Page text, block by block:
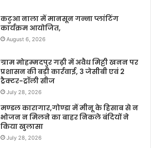
कटुआ नाला में मानसून गन्ना प्लांटिंग
कार्यक्रम आयोजित,
August 6, 2026
ग्राम मोहम्मदपुर गढ़ी में अवैध मिट्टी खनन पर
प्रशासन की बड़ी कार्रवाई, 3 जेसीबी एवं 2
ट्रैक्टर-ट्रॉली सीज
July 28, 2026
मण्डल कारागार,गोण्डा में मीनू के हिसाब से न
भोजन न मिलने का बाहर निकले बंदियों ने
किया खुलासा
July 28, 2026